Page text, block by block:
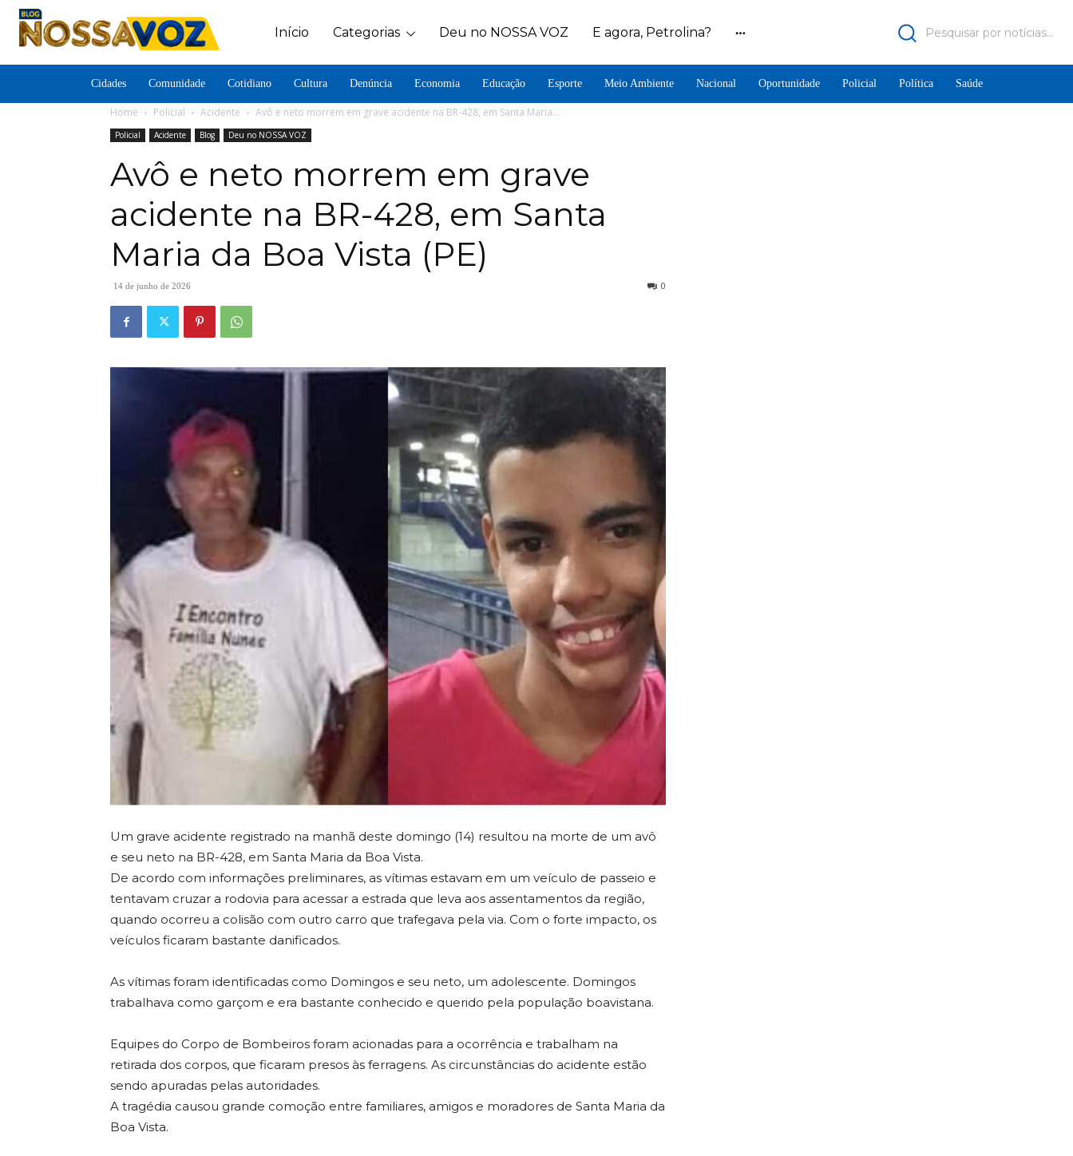
Início Categorias Deu no NOSSA VOZ E agora, Petrolina? Pesquisar por notícias...
Cidades Comunidade Cotidiano Cultura Denúncia Economia Educação Esporte Meio Ambiente Nacional Oportunidade Policial Política Saúde
Home Policial Acidente Avô e neto morrem em grave acidente na BR-428, em Santa Maria...
Policial Acidente Blog Deu no NOSSA VOZ
Avô e neto morrem em grave
acidente na BR-428, em Santa
Maria da Boa Vista (PE)
14 de junho de 2026 0
Um grave acidente registrado na manhã deste domingo (14) resultou na morte de um avô
e seu neto na BR-428, em Santa Maria da Boa Vista.
De acordo com informações preliminares, as vítimas estavam em um veículo de passeio e
tentavam cruzar a rodovia para acessar a estrada que leva aos assentamentos da região,
quando ocorreu a colisão com outro carro que trafegava pela via. Com o forte impacto, os
veículos ficaram bastante danificados.
As vítimas foram identificadas como Domingos e seu neto, um adolescente. Domingos
trabalhava como garçom e era bastante conhecido e querido pela população boavistana.
Equipes do Corpo de Bombeiros foram acionadas para a ocorrência e trabalham na
retirada dos corpos, que ficaram presos às ferragens. As circunstâncias do acidente estão
sendo apuradas pelas autoridades.
A tragédia causou grande comoção entre familiares, amigos e moradores de Santa Maria da
Boa Vista.